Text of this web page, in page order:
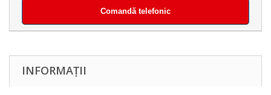
Comandă telefonic
INFORMAȚII